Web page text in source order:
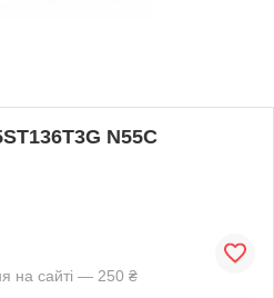
N55C
на сайті — 250 ₴